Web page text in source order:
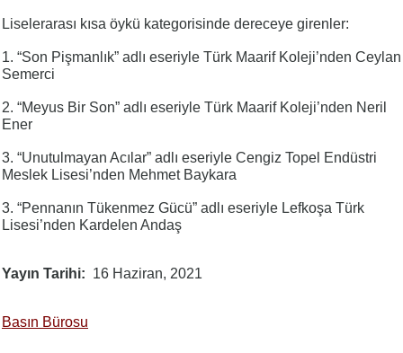
Liselerarası kısa öykü kategorisinde dereceye girenler:
1. “Son Pişmanlık” adlı eseriyle Türk Maarif Koleji’nden Ceylan
Semerci
2. “Meyus Bir Son” adlı eseriyle Türk Maarif Koleji’nden Neril
Ener
3. “Unutulmayan Acılar” adlı eseriyle Cengiz Topel Endüstri
Meslek Lisesi’nden Mehmet Baykara
3. “Pennanın Tükenmez Gücü” adlı eseriyle Lefkoşa Türk
Lisesi’nden Kardelen Andaş
Yayın Tarihi 16 Haziran, 2021
Basın Bürosu